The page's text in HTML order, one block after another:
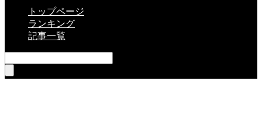
トップページ
ランキング
記事一覧